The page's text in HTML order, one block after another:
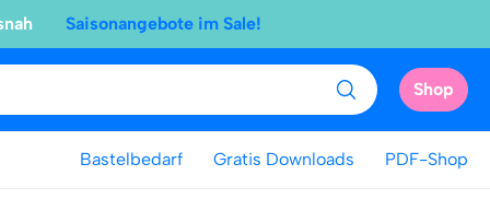
Saisonangebote im Sale!
Shop
Bastelbedarf Gratis Downloads PDF-Shop